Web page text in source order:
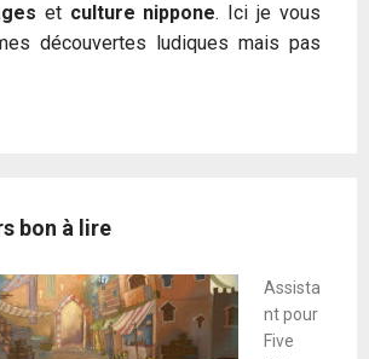
et culture nippone. Ici je vous
découvertes ludiques mais pas
bon à lire
Assista
nt pour
Five